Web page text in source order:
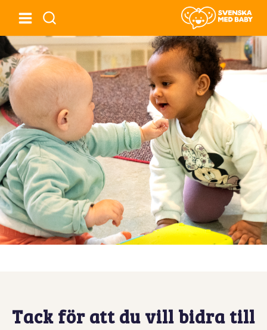
Tack för att du vill bidra till